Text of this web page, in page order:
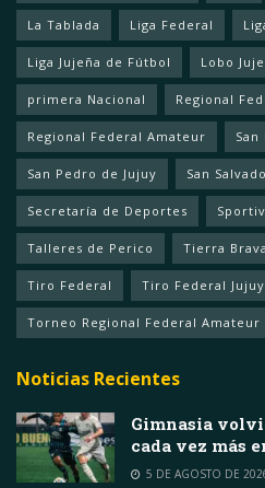
La Tablada Liga Federal
Liga Jujeña de Fútbol Lobo
primera Nacional Regional
Regional Federal Amateur San
San Pedro de Jujuy San
Secretaría de Deportes
Talleres de Perico Tierra Brava
Tiro Federal Tiro Federal Jujuy
Torneo Regional Federal Amateur
Noticias Recientes
Gimnasia
cada vez más
5 DE AGOSTO DE